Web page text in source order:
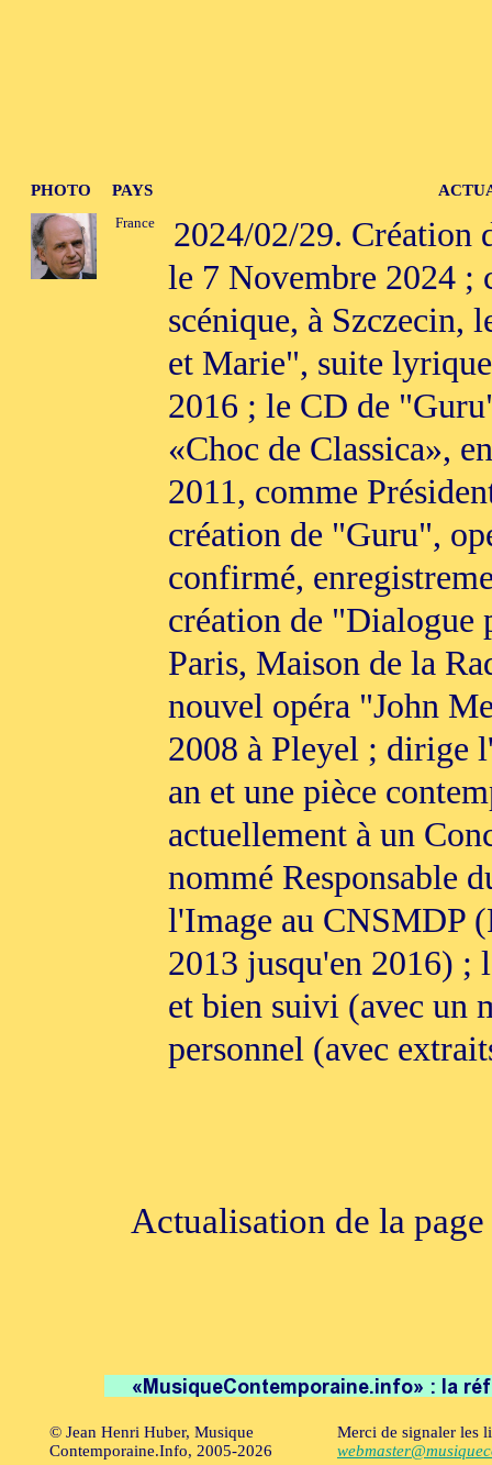
PHOTO PAYS
France
2024/02/29. Création
le 7 Novembre 2024 ;
scénique, à Szczecin,
et Marie", suite
2016 ; le CD de
«Choc de Classica»,
2011, comme
création de "Guru",
confirmé,
création de "Dialogue
Paris, Maison de la
nouvel opéra "John
2008 à Pleyel ; dirige
an et une pièce
actuellement à un
nommé Responsable
l'Image au CNSMDP
2013 jusqu'en 2016) ;
et bien suivi (avec un
personnel (avec
Actualisation de la
© Jean Henri Huber, Musique
Contemporaine.Info, 2005-2026
Merci de signaler les